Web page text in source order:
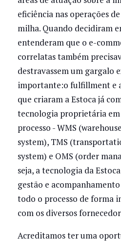
eficiência nas operações
milha. Quando decidiram
entenderam que o e-
correlatas também
destravassem um gargalo
importante:o fulfillment e
que criaram a Estoca já
tecnologia proprietária em
processo - WMS
system), TMS
system) e OMS (order
seja, a tecnologia da
gestão e
todo o processo de forma
com os diversos
Acreditamos ter uma